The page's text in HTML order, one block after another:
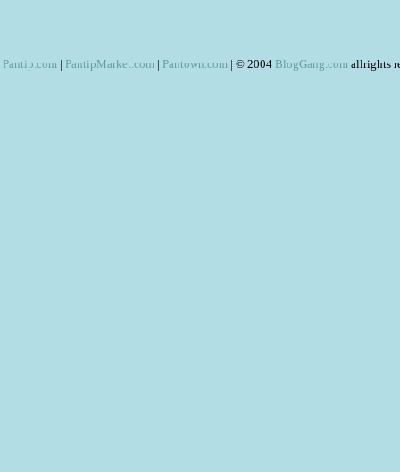
Pantip.com | PantipMarket.com | Pantown.com | © 2004 BlogGang.com allrights